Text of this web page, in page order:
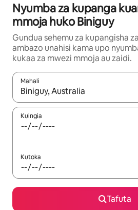
Nyumba za kupanga
mmoja huko Biniguy
Gundua sehemu za kupangisha
ambazo unahisi kama upo
kukaa za mwezi mmoja au zaidi.
Mahali
Wakati matokeo yanapatikana,
Kuingia
Kutoka
Tafuta